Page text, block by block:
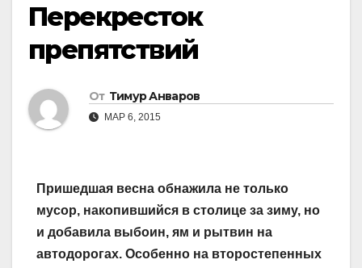
Перекресток
препятствий
От Тимур Анваров
МАР 6, 2015
Пришедшая весна обнажила не только
мусор, накопившийся в столице за зиму, но
и добавила выбоин, ям и рытвин на
автодорогах. Особенно на второстепенных